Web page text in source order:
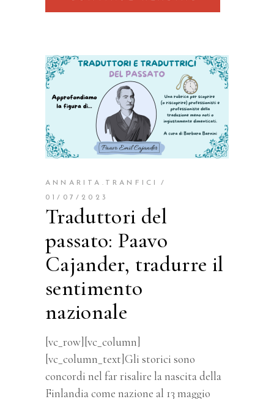
ANNARITA.TRANFICI
01/07/2023
Traduttori del
passato: Paavo
Cajander, tradurre il
sentimento
nazionale
[vc_row][vc_column]
[vc_column_text]Gli storici sono
concordi nel far risalire la nascita della
Finlandia come nazione al 13 maggio